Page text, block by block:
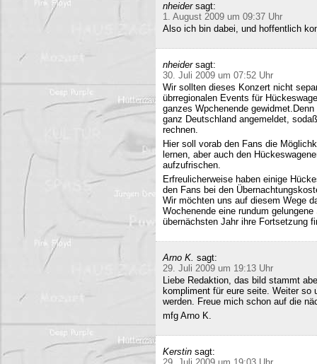
nheider sagt:
1. August 2009 um 09:37 Uhr
Also ich bin dabei, und hoffentlich
nheider sagt:
30. Juli 2009 um 07:52 Uhr
Wir sollten dieses Konzert nicht
übrregionalen Events für
ganzes Wpchenende
ganz Deutschland angemeldet,
rechnen.
Hier soll vorab den Fans die
lernen, aber auch den
aufzufrischen.
Erfreulicherweise haben einige
den Fans bei den
Wir möchten uns auf diesem Wege
Wochenende eine rundum
übernächsten Jahr ihre Fortsetzung
Arno K. sagt:
29. Juli 2009 um 19:13 Uhr
Liebe Redaktion, das bild stammt
kompliment für eure seite. Weiter so
werden. Freue mich schon auf die
mfg Arno K.
Kerstin sagt: